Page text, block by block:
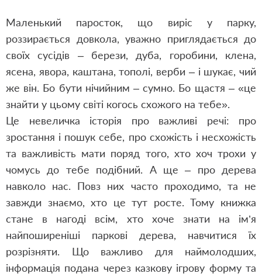
Маленький паросток, що виріс у парку,
роззирається довкола, уважно приглядається до
своїх сусідів – берези, дуба, горобини, клена,
ясена, явора, каштана, тополі, верби – і шукає, чий
же він. Бо бути нічийним – сумно. Бо щастя – «це
знайти у цьому світі когось схожого на тебе».
Це невеличка історія про важливі речі: про
зростання і пошук себе, про схожість і несхожість
та важливість мати поряд того, хто хоч трохи у
чомусь до тебе подібний. А ще – про дерева
навколо нас. Повз них часто проходимо, та не
завжди знаємо, хто це тут росте. Тому книжка
стане в нагоді всім, хто хоче знати на ім’я
найпоширеніші паркові дерева, навчитися їх
розрізняти. Що важливо для наймолодших,
інформація подана через казкову ігрову форму та